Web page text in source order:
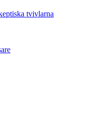
tvivlarna